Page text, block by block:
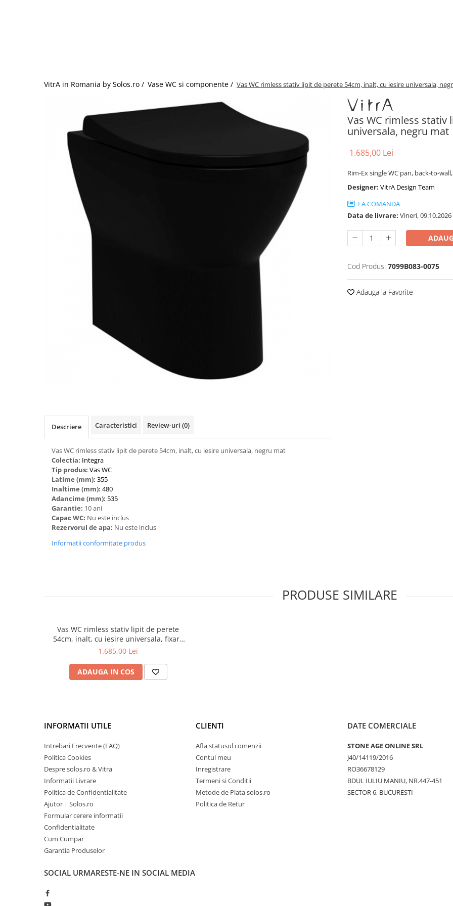
VitrA in Romania by Solos.ro / Vase WC si componente / Vas WC rimless stativ lipit de perete 54cm, inalt, cu iesire universala,
Vas WC rimless
universala, negru mat
1.685,00 Lei
Rim-Ex single WC pan, back-to-
Designer: VitrA Design Team
LA COMANDA
Data de livrare: Vineri, 09.10.2026
Cod Produs: 7099B083-0075
Adauga la Favorite
Descriere Caracteristici Review-uri (0)
Vas WC rimless stativ lipit de perete 54cm, inalt, cu iesire universala, negru mat
Colectia: Integra
Tip produs: Vas WC
Latime (mm): 355
Inaltime (mm): 480
Adancime (mm): 535
Garantie: 10 ani
Capac WC: Nu este inclus
Rezervorul de apa: Nu este inclus
Informatii conformitate produs
PRODUSE SIMILARE
Vas WC rimless stativ lipit de perete
54cm, inalt, cu iesire universala, fixare
dubla la podea, negru mat | 7099B083-
1.685,00 Lei
ADAUGA IN COS
INFORMATII UTILE
Intrebari Frecvente (FAQ)
Politica Cookies
Despre solos.ro & Vitra
Informatii Livrare
Politica de Confidentialitate
Ajutor | Solos.ro
Formular cerere informatii
Confidentialitate
Cum Cumpar
Garantia Produselor
CLIENTI
Afla statusul comenzii
Contul meu
Inregistrare
Termeni si Conditii
Metode de Plata solos.ro
Politica de Retur
DATE COMERCIALE
STONE AGE ONLINE SRL
J40/14119/2016
RO36678129
BDUL IULIU MANIU, NR.447-451
SECTOR 6, BUCURESTI
SOCIAL URMARESTE-NE IN SOCIAL MEDIA